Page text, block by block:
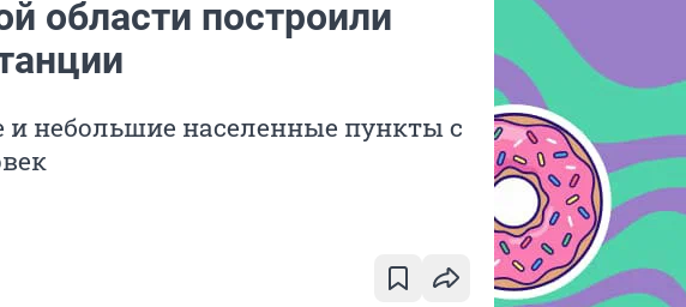
области построили
и небольшие населенные пункты с